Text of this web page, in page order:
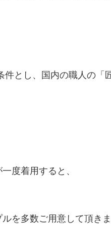
件とし、国内の職人の「
度着用すると、
を多数ご用意して頂きま